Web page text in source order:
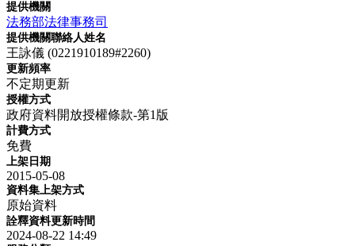
提供機關
法務部法律事務司
提供機關聯絡人姓名
王詠儀 (0221910189#2260)
更新頻率
不定期更新
授權方式
政府資料開放授權條款-第1版
計費方式
免費
上架日期
2015-05-08
資料集上架方式
原始資料
詮釋資料更新時間
2024-08-22 14:49